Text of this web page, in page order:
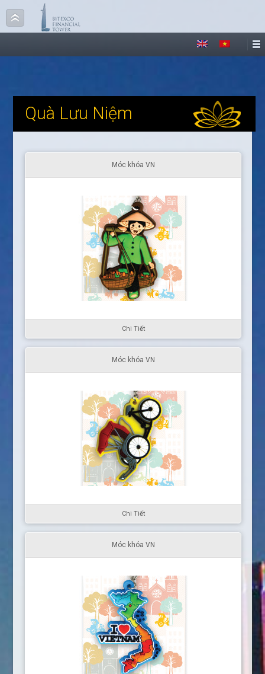
Quà Lưu Niệm
Móc khóa VN
Chi Tiết
Móc khóa VN
Chi Tiết
Móc khóa VN